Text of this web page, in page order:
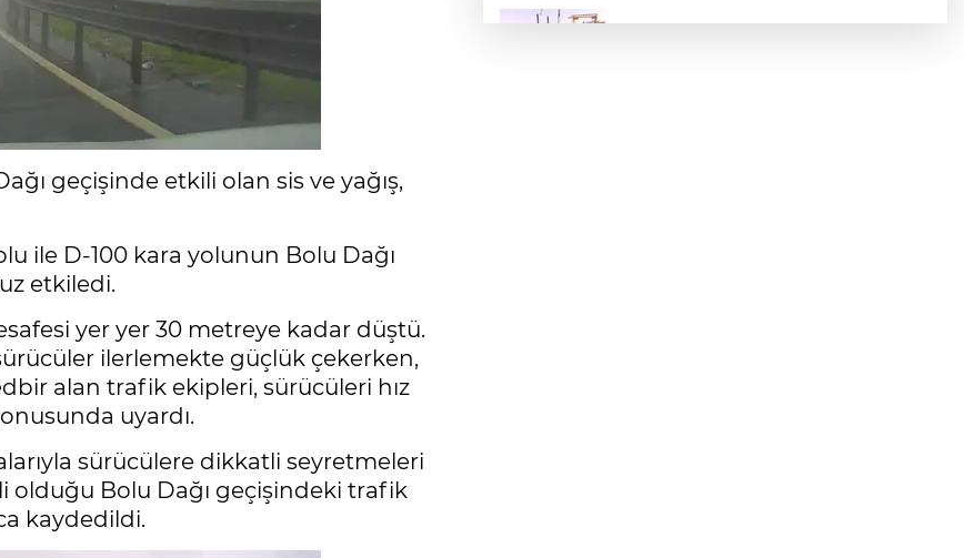
geçişinde etkili olan sis ve yağış,
ile D-100 kara yolunun Bolu Dağı
etkiledi.
yer yer 30 metreye kadar düştü.
ilerlemekte güçlük çekerken,
alan trafik ekipleri, sürücüleri hız
uyardı.
sürücülere dikkatli seyretmeleri
olduğu Bolu Dağı geçişindeki trafik
kaydedildi.